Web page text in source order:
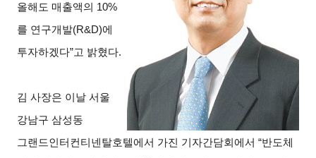
올해도 매출액의 10%
를 연구개발(R&D)에
투자하겠다”고 밝혔다.
김 사장은 이날 서울
강남구 삼성동
그랜드인터컨티넨탈호텔에서 가진 기자간담회에서 “반도체